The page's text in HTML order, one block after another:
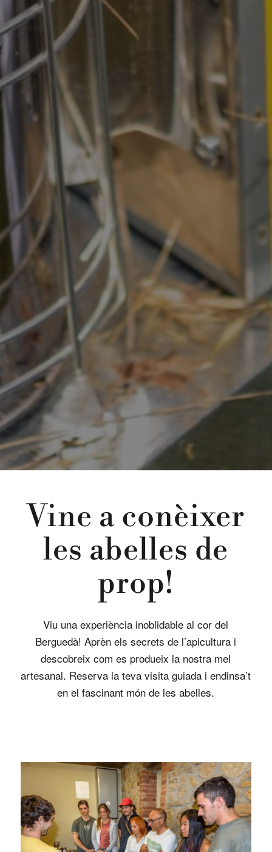
Vine a conèixer
les abelles de
prop!
Viu una experiència inoblidable al cor del
Berguedà! Aprèn els secrets de l’apicultura i
descobreix com es produeix la nostra mel
artesanal. Reserva la teva visita guiada i endinsa’t
en el fascinant món de les abelles.